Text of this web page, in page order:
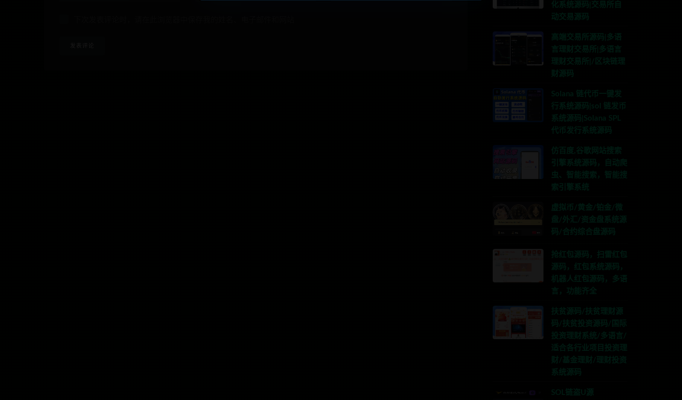
化系统源码|交易所自
动交易源码
高端交易所源码|多语
言理财交易所|多语言
理财交易所|/区块链理
财源码
Solana 链代币一键发
行系统源码|sol 链发币
系统源码|Solana SPL
代币发行系统源码
仿百度,谷歌网站搜索
引擎系统源码，自动爬
虫、智能搜索，智能搜
索引擎系统
虚拟币/黄金/铂金/微
盘/外汇/资金盘系统源
码/合约综合盘源码
抢红包源码，扫雷红包
源码，红包系统源码，
机器人红包源码，多语
言，功能齐全
扶贫源码/扶贫理财源
码/扶贫投资源码/国际
投资理财系统/多语言/
适合各行业项目投资理
财/基金理财/理财投资
系统源码
SOL链盗U源